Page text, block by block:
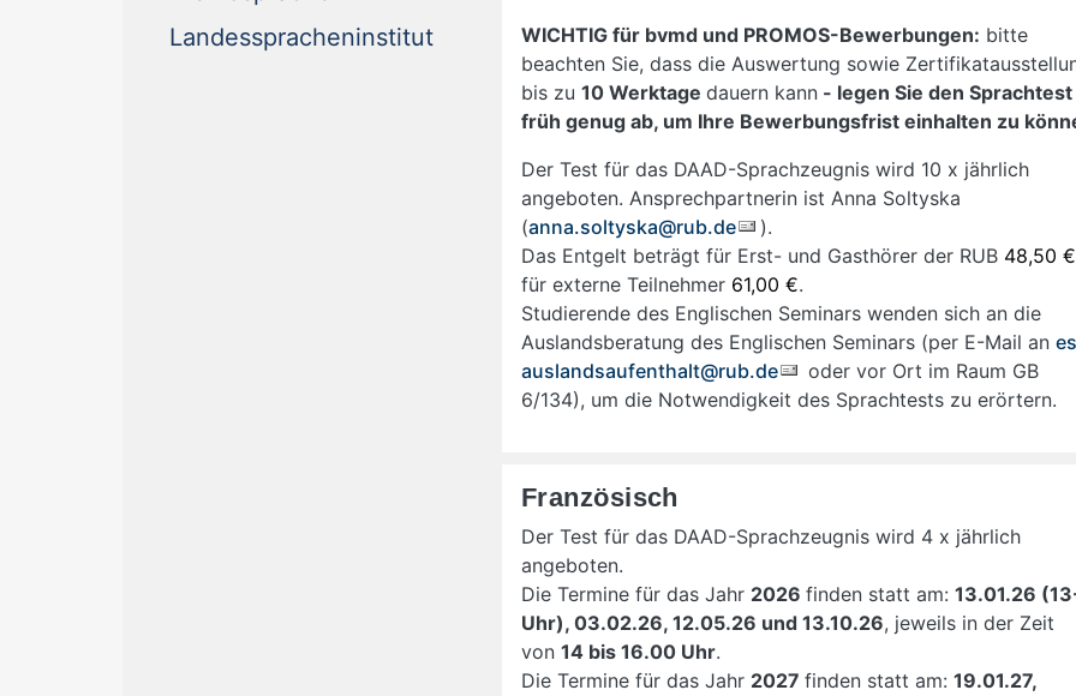
Landesspracheninstitut
WICHTIG für bvmd und PROMOS-Bewerbungen: bitte
beachten Sie, dass die Auswertung sowie
bis zu 10 Werktage dauern kann - legen Sie den Sprachtest
früh genug ab, um Ihre Bewerbungsfrist einhalten zu
Der Test für das DAAD-Sprachzeugnis wird 10 x jährlich
angeboten. Ansprechpartnerin ist Anna Soltyska
(anna.soltyska@rub.de
).
Das Entgelt beträgt für Erst- und Gasthörer der RUB 48,50 €
für externe Teilnehmer 61,00 €.
Studierende des Englischen Seminars wenden sich an die
Auslandsberatung des Englischen Seminars (per E-Mail an
auslandsaufenthalt@rub.de
oder vor Ort im Raum GB
6/134), um die Notwendigkeit des Sprachtests zu erörtern.
Französisch
Der Test für das DAAD-Sprachzeugnis wird 4 x jährlich
angeboten.
Die Termine für das Jahr 2026 finden statt am: 13.01.26
Uhr), 03.02.26, 12.05.26 und 13.10.26, jeweils in der Zeit
von 14 bis 16.00 Uhr.
Die Termine für das Jahr 2027 finden statt am: 19.01.27,